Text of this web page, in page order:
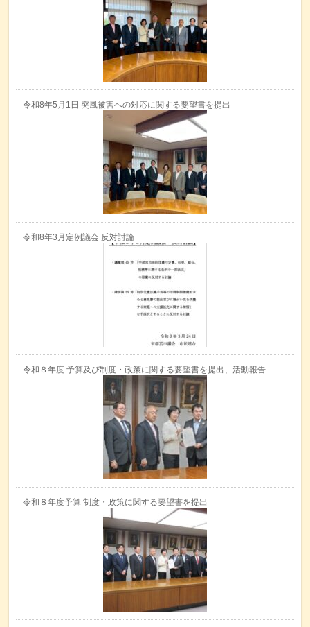
令和8年5月1日 突風被害への対応に関する要望書を提出
令和8年3月定例議会 反対討論
令和８年度 予算及び制度・政策に関する要望書を提出、活動報告
令和８年度予算 制度・政策に関する要望書を提出